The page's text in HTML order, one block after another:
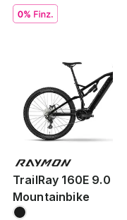
TrailRay 160E 9.0
Mountainbike